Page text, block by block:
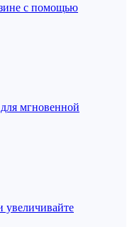
с помощью
мгновенной
увеличивайте